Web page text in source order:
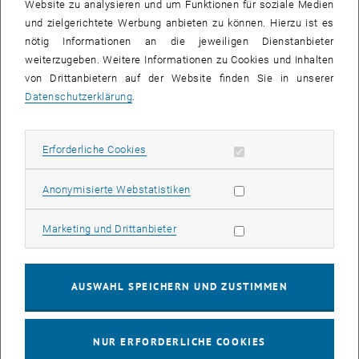
Poster PDF 342 KB
Unser Blog
Zu unseren Beiträgen, öffnet eine externe URL in einem
Website zu analysieren und um Funktionen für soziale Medien
und zielgerichtete Werbung anbieten zu können. Hierzu ist es
nötig Informationen an die jeweiligen Dienstanbieter
weiterzugeben. Weitere Informationen zu Cookies und Inhalten
von Drittanbietern auf der Website finden Sie in unserer
Datenschutzerklärung
Erforderliche Cookies Erforderliche Cookies zulassen
Anonymisierte WebstatistikenStatistik Cookies zulassen
Marketing und DrittanbieterMarketing Cookies zulassen
AUSWAHL SPEICHERN UND ZUSTIMMEN
NUR ERFORDERLICHE COOKIES